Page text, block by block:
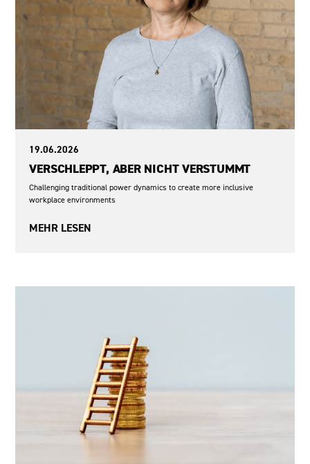
19.06.2026
VERSCHLEPPT, ABER NICHT VERSTUMMT
Challenging traditional power dynamics to create more inclusive
workplace environments
MEHR LESEN